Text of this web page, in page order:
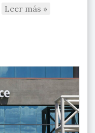
Leer más »